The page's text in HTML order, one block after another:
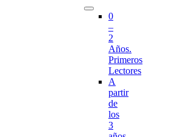
0
–
2
Años.
Primeros
Lectores
A
partir
de
los
3